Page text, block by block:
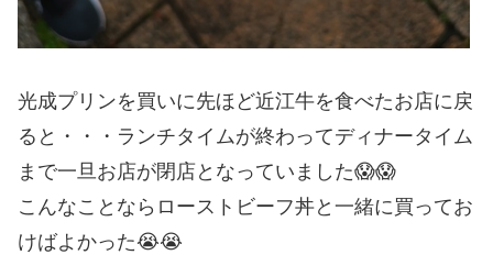
光成プリンを買いに先ほど近江牛を食べたお店に戻
ると・・・ランチタイムが終わってディナータイム
まで一旦お店が閉店となっていました😱😱
こんなことならローストビーフ丼と一緒に買ってお
けばよかった😭😭